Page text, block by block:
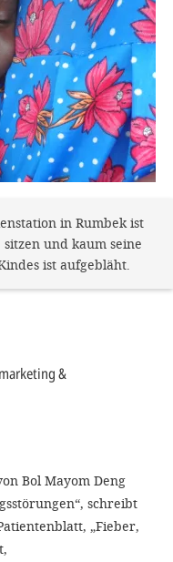
in Rumbek ist
und kaum seine
ist aufgebläht.
&
Bol Mayom Deng
schreibt
„Fieber,
unsere
den
Impressum
ALLEN